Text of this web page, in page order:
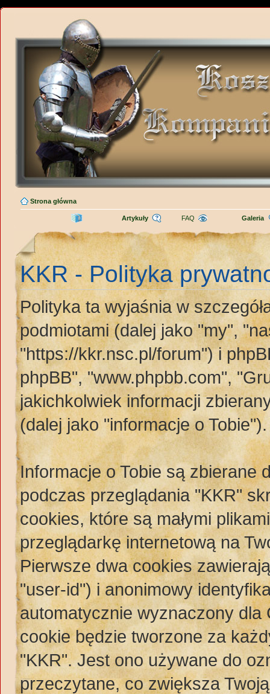
Strona główna
Artykuły FAQ Galeria
KKR - Polityka
Polityka ta wyjaśnia w
podmiotami (dalej jako "my",
"https://kkr.nsc.pl/forum") i
phpBB", "www.phpbb.com",
jakichkolwiek informacji
(dalej jako "informacje o Tobie").
Informacje o Tobie są zbierane
podczas przeglądania "KKR"
cookies, które są małymi
przeglądarkę internetową na
Pierwsze dwa cookies
"user-id") i anonimowy
automatycznie wyznaczony
cookie będzie tworzone za
"KKR". Jest ono używane do
przeczytane, co zwiększa